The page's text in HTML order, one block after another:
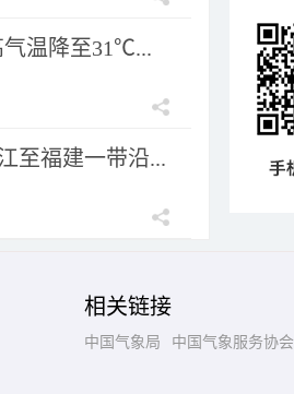
气温降至31℃...
至福建一带沿...
相关链接
中国气象局 中国气象服务协会